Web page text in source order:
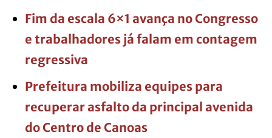
Fim da escala 6×1 avança no Congresso
e trabalhadores já falam em contagem
regressiva
Prefeitura mobiliza equipes para
recuperar asfalto da principal avenida
do Centro de Canoas